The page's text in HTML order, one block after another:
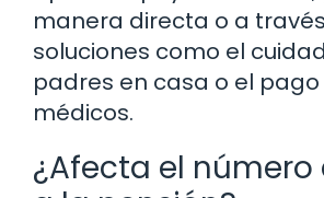
manera directa o a
soluciones como el
padres en casa o el
médicos.
¿Afecta el número